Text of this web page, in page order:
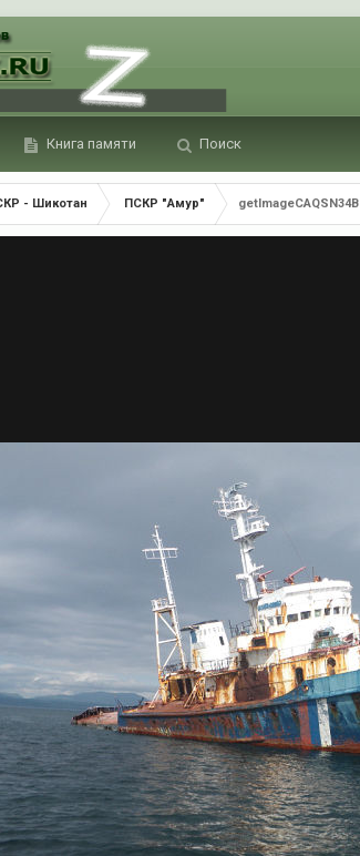
Книга памяти Поиск
- Шикотан ПСКР "Амур" getImageCAQSN34B